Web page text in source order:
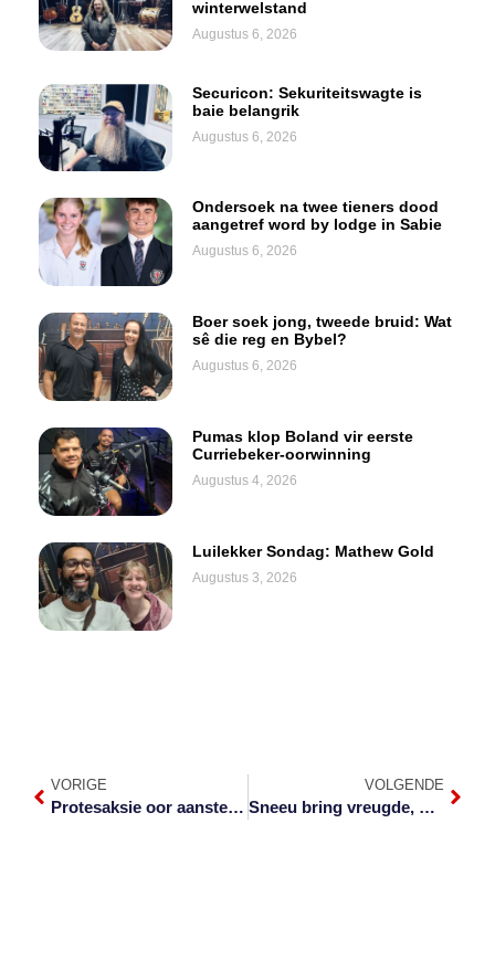
winterwelstand
Augustus 6, 2026
Securicon: Sekuriteitswagte is
baie belangrik
Augustus 6, 2026
Ondersoek na twee tieners dood
aangetref word by lodge in Sabie
Augustus 6, 2026
Boer soek jong, tweede bruid: Wat
sê die reg en Bybel?
Augustus 6, 2026
Pumas klop Boland vir eerste
Curriebeker-oorwinning
Augustus 4, 2026
Luilekker Sondag: Mathew Gold
Augustus 3, 2026
VORIGE
Protesaksie oor aanstellings in Thaba Chweu
VOLGENDE
Sneeu bring vreugde, bibberweer